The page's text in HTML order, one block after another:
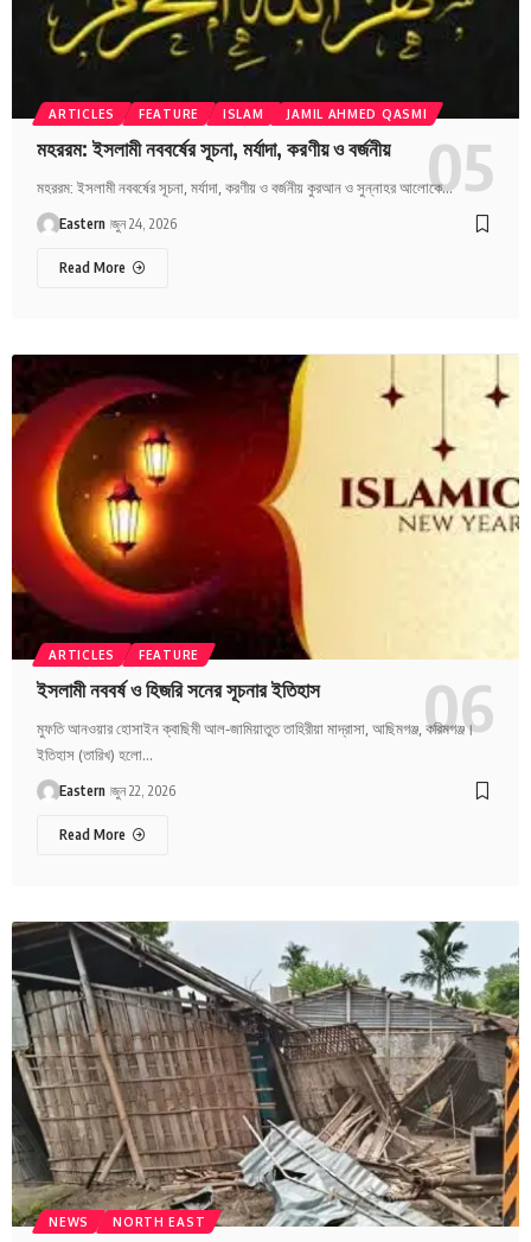
ARTICLES FEATURE ISLAM JAMIL AHMED QASMI
মহররম: ইসলামী নববর্ষের সূচনা, মর্যাদা, করণীয় ও বর্জনীয়
মহররম: ইসলামী নববর্ষের সূচনা, মর্যাদা, করণীয় ও বর্জনীয় কুরআন ও সুন্নাহর আলোকে…
Eastern জুন 24, 2026
Read More
ARTICLES FEATURE
ইসলামী নববর্ষ ও হিজরি সনের সূচনার ইতিহাস
মুফতি আনওয়ার হোসাইন ক্বাছিমী আল-জামিয়াতুত তাহিরীয়া মাদ্রাসা, আছিমগঞ্জ, করিমগঞ্জ।
ইতিহাস (তারিখ) হলো…
Eastern জুন 22, 2026
Read More
NEWS NORTH EAST